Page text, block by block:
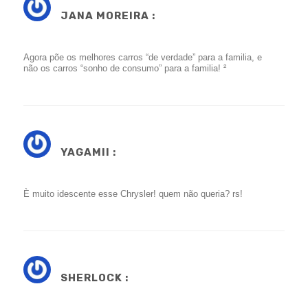
JANA MOREIRA :
Agora põe os melhores carros “de verdade” para a familia, e
não os carros “sonho de consumo” para a familia! ²
YAGAMII :
È muito idescente esse Chrysler! quem não queria? rs!
SHERLOCK :